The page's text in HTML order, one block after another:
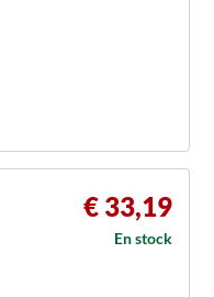
€ 33,19
En stock